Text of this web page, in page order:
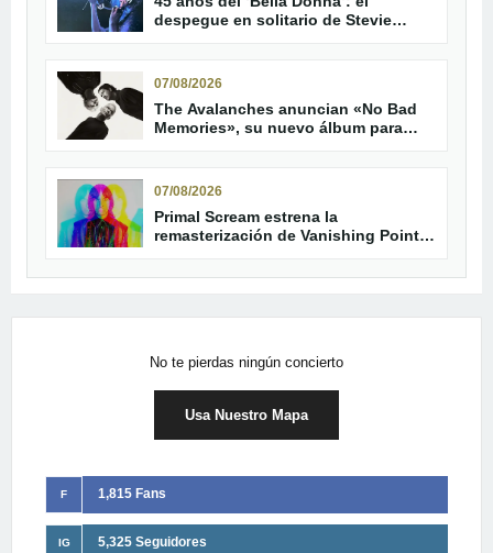
despegue en solitario de Stevie
07/08/2026
The Avalanches anuncian «No Bad
Memories», su nuevo álbum para
07/08/2026
Primal Scream estrena la
remasterización de Vanishing Point,
No te pierdas ningún concierto
Usa Nuestro Mapa
F 1,815 Fans
IG 5,325 Seguidores